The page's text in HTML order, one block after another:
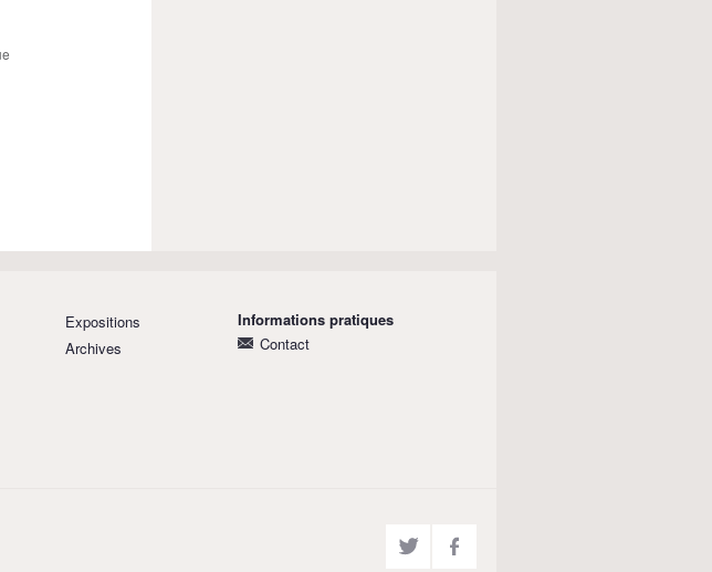
Expositions
Archives
Informations pratiques
Contact